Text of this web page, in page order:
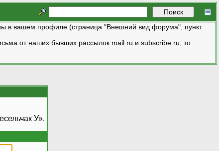
в вашем профиле (страница "Внешний вид форума", пункт
от наших бывших рассылок mail.ru и subscribe.ru, то
У».